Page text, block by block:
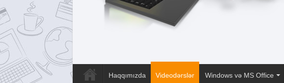
Haqqımızda Videodərslər Windows və MS Office